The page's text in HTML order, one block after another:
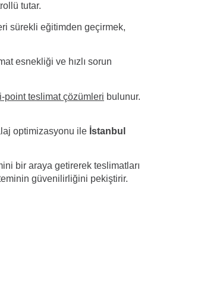
tutar.
sürekli eğitimden geçirmek,
esnekliği ve hızlı sorun
point teslimat çözümleri bulunur.
optimizasyonu ile İstanbul
bir araya getirerek teslimatları
güvenilirliğini pekiştirir.